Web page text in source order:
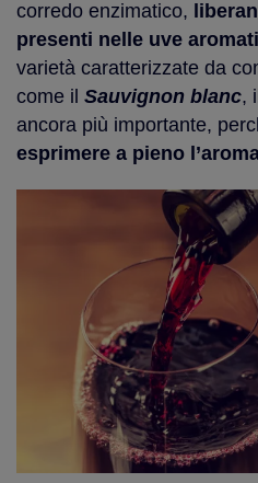
corredo enzimatico,
presenti nelle uve
varietà caratterizzate da
come il Sauvignon blanc,
ancora più importante,
esprimere a pieno